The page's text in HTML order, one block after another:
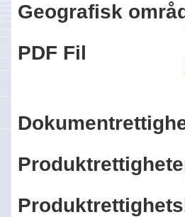
Geografisk
PDF Fil